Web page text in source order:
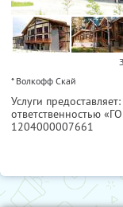
* Волкофф Скай
Услуги
ответственностью
1204000007661